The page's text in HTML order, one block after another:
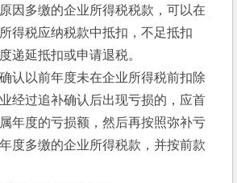
多缴的企业所得税税款，可以在
得税应纳税款中抵扣，不足抵扣
递延抵扣或申请退税。
以前年度未在企业所得税前扣除
经过追补确认后出现亏损的，应首
年度的亏损额，然后再按照弥补亏
度多缴的企业所得税款，并按前款